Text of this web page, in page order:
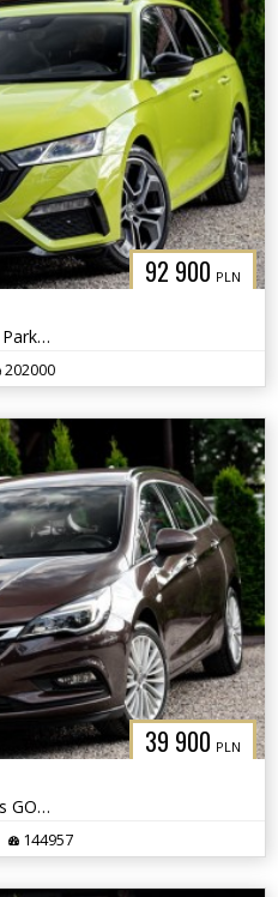
92 900 PLN
200KM RS 4X4 LED Side Front Park Ass. Masaż Alcantara Kamera FULL OPCJ
202000
39 900 PLN
1.4T 150KM LED Radar Keyless GO Lane Ass. Nav El. Klapa Serwis
144957